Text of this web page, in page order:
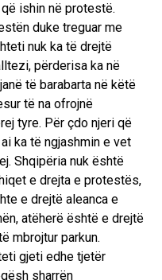
ishin në protestë.
duke treguar me
nuk ka të drejtë
përderisa ka në
të barabarta në këtë
të na ofrojnë
tyre. Për çdo njeri që
ka të ngjashmin e vet
Shqipëria nuk është
e drejta e protestës,
e drejtë aleanca e
atëherë është e drejtë
mbrojtur parkun.
gjeti edhe tjetër
sharrën